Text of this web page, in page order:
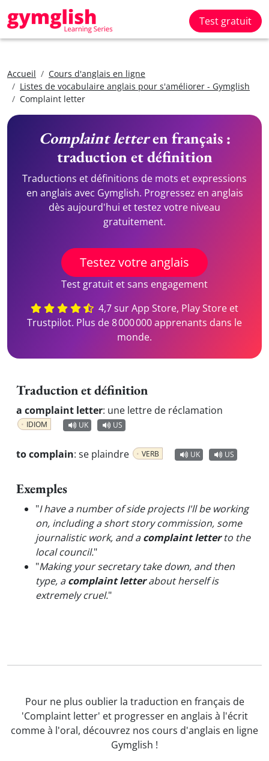
Test gratuit
Accueil
Cours d'anglais en ligne
Listes de vocabulaire anglais pour s'améliorer - Gymglish
Complaint letter
Complaint letteren français :
traduction et définition
Traductions et définitions de mots et expressions
en anglais avec Gymglish. Progressez en anglais
dès aujourd'hui et testez votre niveau
gratuitement.
Testez votre anglais
Test gratuit et sans engagement
4,7 sur App Store, Play Store et
Trustpilot. Plus de 8 000 000 apprenants dans le
monde.
Traduction et définition
a complaint letter: une lettre de réclamation
IDIOM UK US
to complain: se plaindre VERB UK US
Exemples
"I have a number of side projects I'll be working
on, including a short story commission, some
journalistic work, and acomplaint letterto the
local council."
"Making your secretary take down, and then
type, acomplaint letterabout herself is
extremely cruel."
Pour ne plus oublier la traduction en français de
'Complaint letter' et progresser en anglais à l'écrit
comme à l'oral, découvrez nos cours d'anglais en ligne
Gymglish !